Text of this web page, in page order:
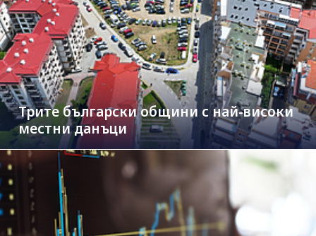
Трите български общини с най-високи
местни данъци